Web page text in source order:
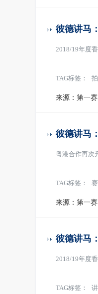
彼德讲马
2018/19年度
TAG标签：
来源：第一赛
彼德讲马
粤港合作再次
TAG标签：
来源：第一赛
彼德讲马
2018/19年度
TAG标签：